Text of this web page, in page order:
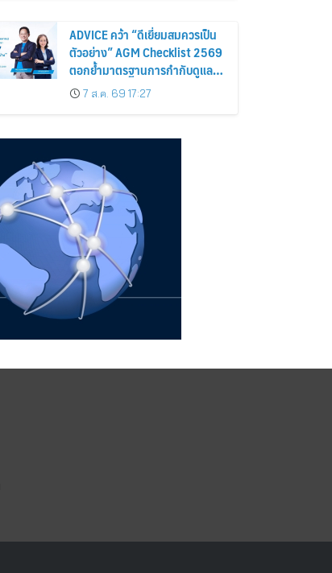
ADVICE คว้า “ดีเยี่ยมสมควรเป็น
ตัวอย่าง” AGM Checklist 2569
ตอกย้ำมาตรฐานการกำกับดูแล
กิจการที่ดี
7 ส.ค. 69 17:27